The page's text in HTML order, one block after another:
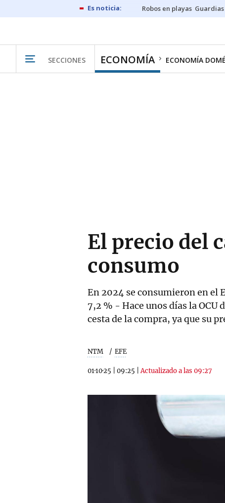
Robos en playas
SECCIONES ECONOMÍA ECONOMÍA
El precio del
consumo
En 2024 se consumieron en el
7,2 % - Hace unos días la
cesta de la compra, ya que su
NTM EFE
01·10·25 09:25 |Actualizado a las 09:27